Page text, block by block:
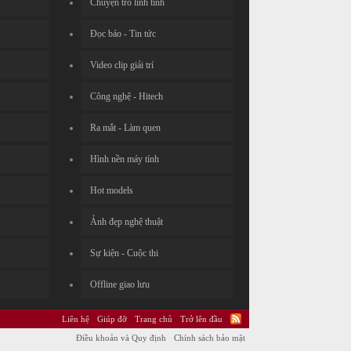
Chuyện trò linh tinh
Đọc báo - Tin tức
Video clip giải trí
Công nghệ - Hitech
Ra mắt - Làm quen
Hình nền máy tính
Hot models
Ảnh đẹp nghệ thuật
Sự kiện - Cuộc thi
Offline giao lưu
Liên hệ Giúp đỡ Trang chủ
Trở lên đầu
Điều khoản và Quy định
Chính sách bảo mật